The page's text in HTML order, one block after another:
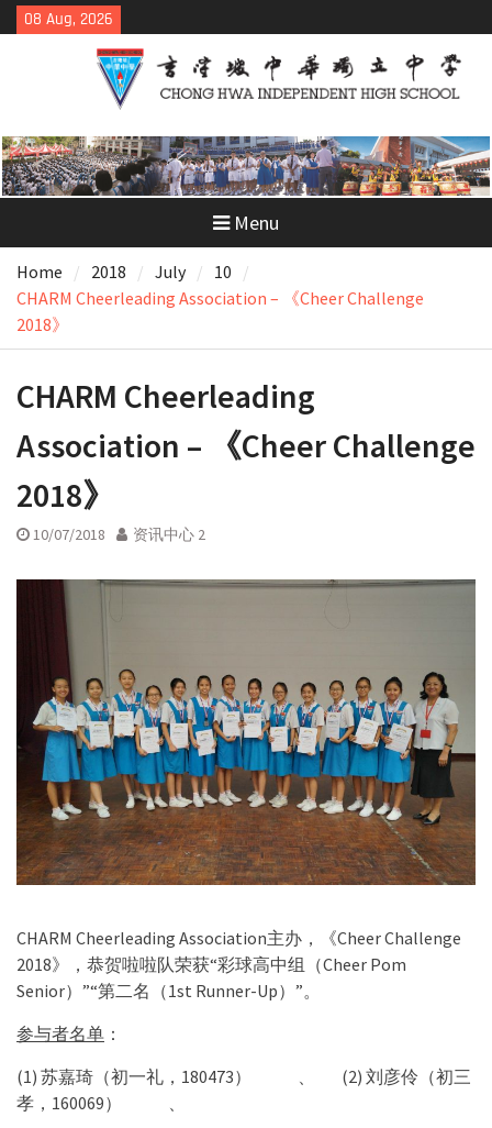
Skip
to
08 Aug, 2026
Menu
Home 2018 July
10
CHARM Cheerleading Association – 《Cheer Challenge
2018》
CHARM Cheerleading
Association – 《Cheer Challenge
2018》
10/07/2018 资讯中心 2
CHARM Cheerleading Association主办，《Cheer Challenge
2018》，恭贺啦啦队荣获“彩球高中组（Cheer Pom
Senior）”“第二名（1st Runner-Up）”。
参与者名单 ：
(1) 苏嘉琦（初一礼，180473） 、 (2) 刘彦伶（初三
孝，160069） 、